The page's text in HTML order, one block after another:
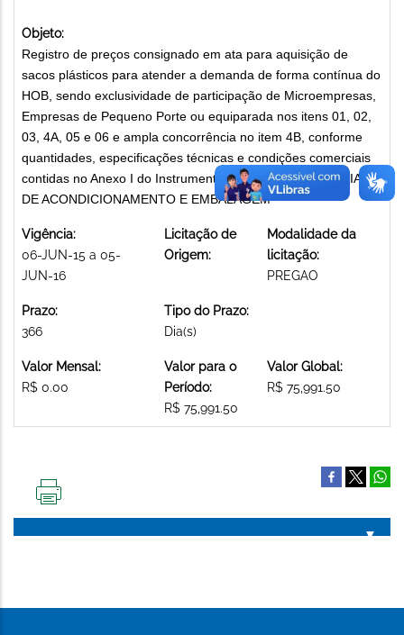
Objeto:
Registro de preços consignado em ata para aquisição de
sacos plásticos para atender a demanda de forma contínua do
HOB, sendo exclusividade de participação de Microempresas,
Empresas de Pequeno Porte ou equiparada nos itens 01, 02,
03, 4A, 05 e 06 e ampla concorrência no item 4B, conforme
quantidades, especificações técnicas e condições comerciais
contidas no Anexo I do Instrumento Convocatório MATERIAIS
DE ACONDICIONAMENTO E EMBALAGEM
Vigência:
06-JUN-15 a 05-
JUN-16
Licitação de
Origem:
Modalidade da
licitação:
PREGAO
Prazo:
366
Tipo do Prazo:
Dia(s)
Valor Mensal:
R$ 0.00
Valor para o
Período:
R$ 75,991.50
Valor Global:
R$ 75,991.50
PÁGINA